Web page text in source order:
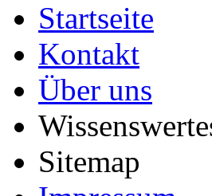
Startseite
Kontakt
Über uns
Sitemap